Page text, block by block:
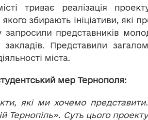
триває реалізація
збирають ініціативи, які
представників
Представили
міста.
тський мер Тернополя:
які ми хочемо представити.
Тернопіль». Суть цього проекту